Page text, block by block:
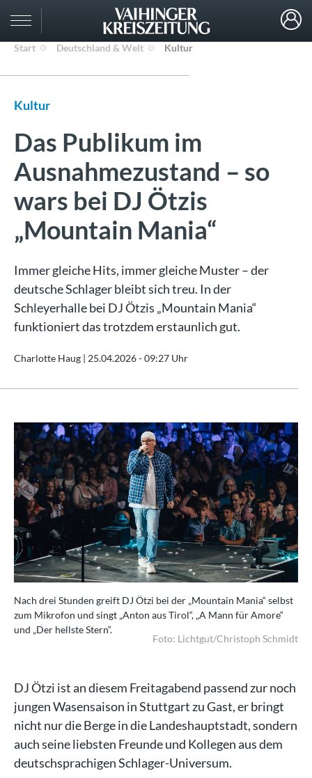
Start Deutschland & Welt Kultur
Kultur
Das Publikum im
Ausnahmezustand – so
wars bei DJ Ötzis
„Mountain Mania“
Immer gleiche Hits, immer gleiche Muster – der
deutsche Schlager bleibt sich treu. In der
Schleyerhalle bei DJ Ötzis „Mountain Mania“
funktioniert das trotzdem erstaunlich gut.
Charlotte Haug | 25.04.2026 - 09:27 Uhr
Nach drei Stunden greift DJ Ötzi bei der „Mountain Mania“ selbst
zum Mikrofon und singt „Anton aus Tirol“, „A Mann für Amore“
und „Der hellste Stern“.
Foto: Lichtgut/Christoph Schmidt
DJ Ötzi ist an diesem Freitagabend passend zur noch
jungen Wasensaison in Stuttgart zu Gast, er bringt
nicht nur die Berge in die Landeshauptstadt, sondern
auch seine liebsten Freunde und Kollegen aus dem
deutschsprachigen Schlager-Universum.